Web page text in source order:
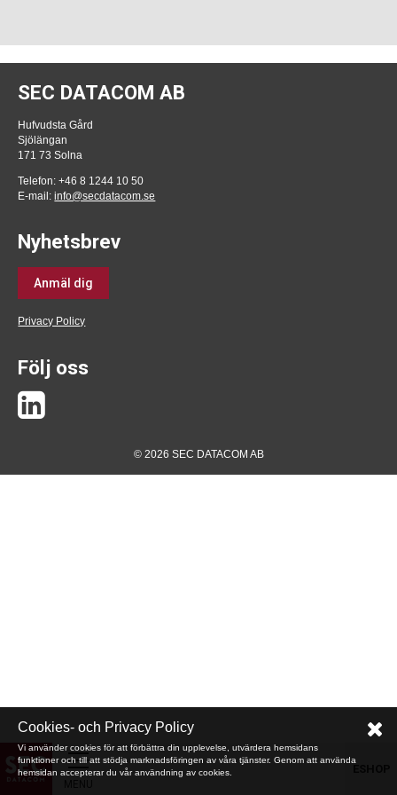
SEC DATACOM AB
Hufvudsta Gård
Sjölängan
171 73 Solna
Telefon: +46 8 1244 10 50
E-mail:info@secdatacom.se
Nyhetsbrev
Anmäl dig
Privacy Policy
Följ oss
© 2026 SEC DATACOM AB
Cookies- och Privacy Policy
Vi använder cookies för att förbättra din upplevelse, utvärdera hemsidans
funktioner och till att stödja marknadsföringen av våra tjänster. Genom att använda
hemsidan accepterar du vår användning av cookies.